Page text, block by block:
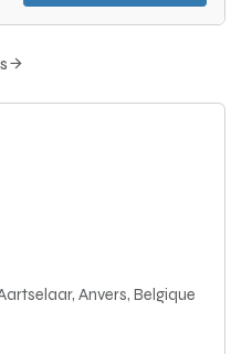
Anvers, Belgique